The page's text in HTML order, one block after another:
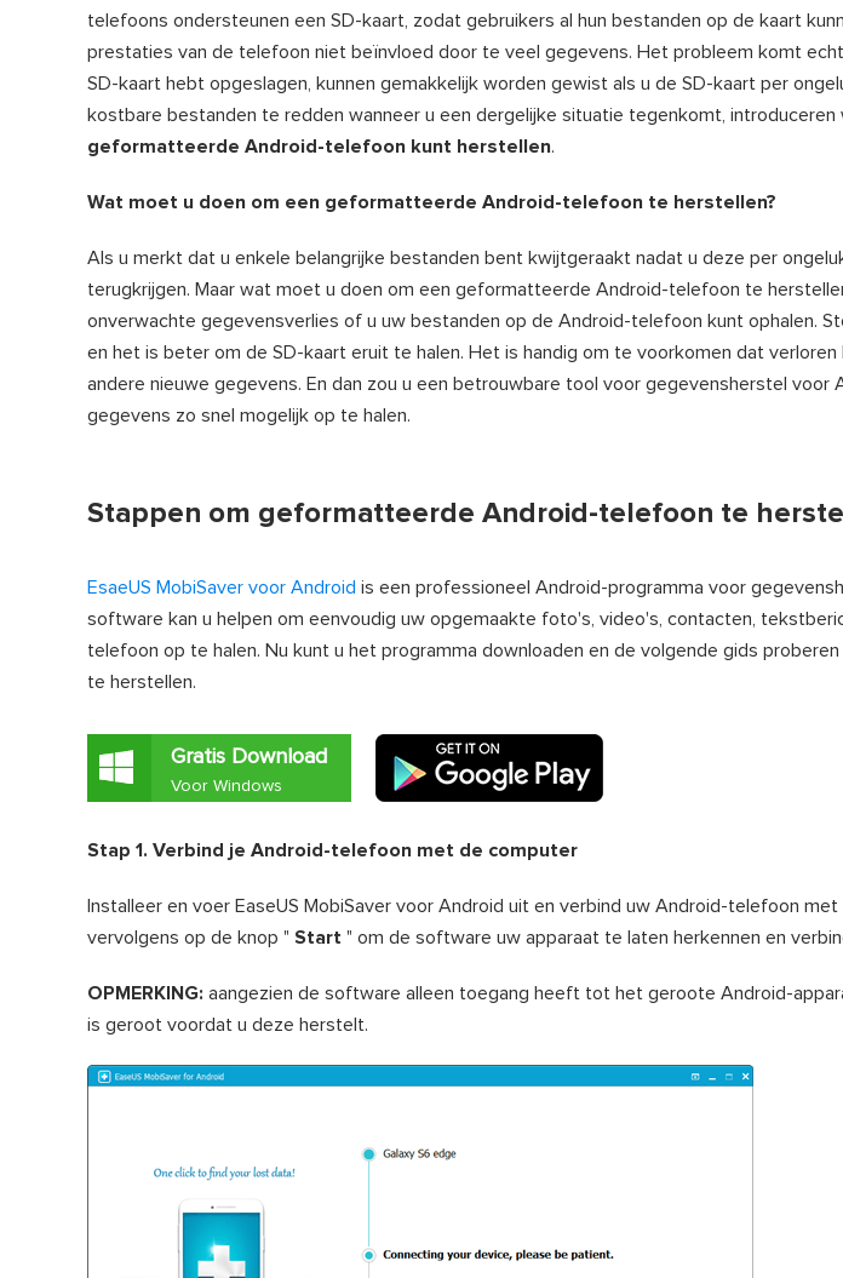
telefoons ondersteunen een SD-kaart, zodat gebruikers al hun bestanden op de kaart
prestaties van de telefoon niet beïnvloed door te veel gegevens. Het probleem komt
SD-kaart hebt opgeslagen, kunnen gemakkelijk worden gewist als u de SD-kaart per
kostbare bestanden te redden wanneer u een dergelijke situatie tegenkomt, introduceren
geformatteerde Android-telefoon kunt herstellen.
Wat moet u doen om een geformatteerde Android-telefoon te herstellen?
Als u merkt dat u enkele belangrijke bestanden bent kwijtgeraakt nadat u deze per
terugkrijgen. Maar wat moet u doen om een geformatteerde Android-telefoon te
onverwachte gegevensverlies of u uw bestanden op de Android-telefoon kunt ophalen.
en het is beter om de SD-kaart eruit te halen. Het is handig om te voorkomen dat
andere nieuwe gegevens. En dan zou u een betrouwbare tool voor gegevensherstel
gegevens zo snel mogelijk op te halen.
Stappen om geformatteerde Android-telefoon te
EsaeUS MobiSaver voor Android is een professioneel Android-programma voor
software kan u helpen om eenvoudig uw opgemaakte foto's, video's, contacten,
telefoon op te halen. Nu kunt u het programma downloaden en de volgende gids
te herstellen.
Gratis Download
Voor Windows
Stap 1. Verbind je Android-telefoon met de computer
Installeer en voer EaseUS MobiSaver voor Android uit en verbind uw Android-telefoon
vervolgens op de knop " Start " om de software uw apparaat te laten herkennen en
OPMERKING: aangezien de software alleen toegang heeft tot het geroote Android-
is geroot voordat u deze herstelt.